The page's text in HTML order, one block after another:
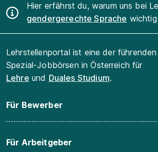
Hier erfährst du, warum uns bei
gendergerechte Sprache
Lehrstellenportal ist eine der führenden
Spezial-Jobbörsen in Österreich für
Lehre und Duales Studium.
Für Bewerber
Für Arbeitgeber